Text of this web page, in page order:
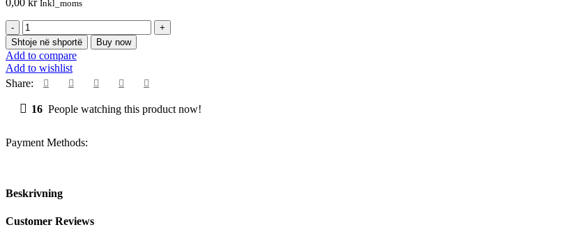
0,00 kr Inkl_moms
Sasi
Övriga
reparationer
iPhone
11
Pro
Shtoje në shportë Buy now
Add to compare
Add to wishlist
Share:
16 People watching this product now!
Payment Methods:
Beskrivning
Customer Reviews